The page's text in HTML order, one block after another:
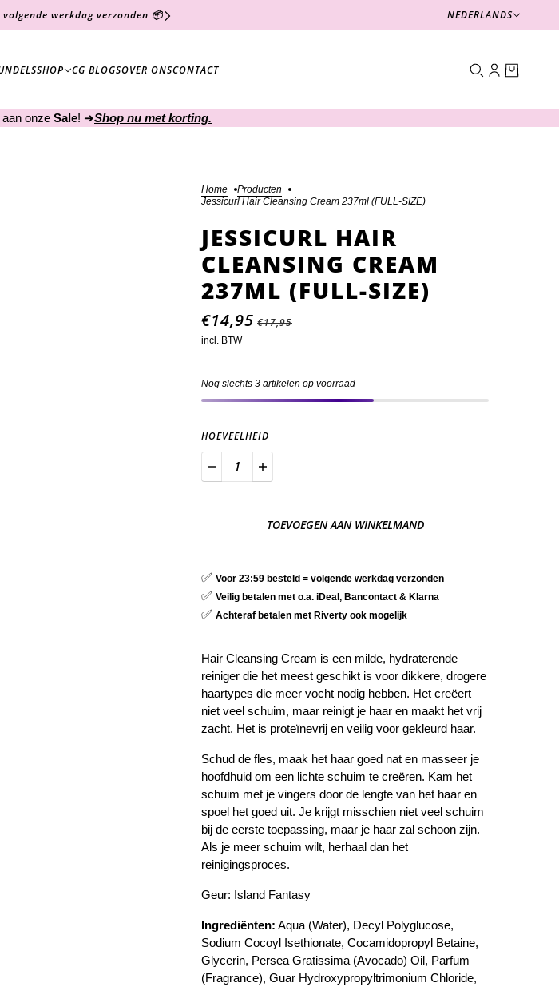
werkdag verzonden 📦 Nederlands
NEDERLANDS
SHOP CG BLOGSOVER ONSCONTACT
onze Sale! ➜Shop nu met korting.
Home
Producten
Jessicurl Hair Cleansing Cream 237ml (FULL-SIZE)
JESSICURL HAIR
CLEANSING CREAM
237ML (FULL-SIZE)
€14,95 €17,95
incl. BTW
Nog slechts 3 artikelen op voorraad
HOEVEELHEID
TOEVOEGEN AAN WINKELMAND
✅ Voor 23:59 besteld = volgende werkdag verzonden
✅ Veilig betalen met o.a. iDeal, Bancontact & Klarna
✅ Achteraf betalen met Riverty ook mogelijk
Hair Cleansing Cream is een milde, hydraterende
reiniger die het meest geschikt is voor dikkere, drogere
haartypes die meer vocht nodig hebben. Het creëert
niet veel schuim, maar reinigt je haar en maakt het vrij
zacht. Het is proteïnevrij en veilig voor gekleurd haar.
Schud de fles, maak het haar goed nat en masseer je
hoofdhuid om een ​​lichte schuim te creëren. Kam het
schuim met je vingers door de lengte van het haar en
spoel het goed uit. Je krijgt misschien niet veel schuim
bij de eerste toepassing, maar je haar zal schoon zijn.
Als je meer schuim wilt, herhaal dan het
reinigingsproces.
Geur: Island Fantasy
Ingrediënten: Aqua (Water), Decyl Polyglucose,
Sodium Cocoyl Isethionate, Cocamidopropyl Betaine,
Glycerin, Persea Gratissima (Avocado) Oil, Parfum
(Fragrance), Guar Hydroxypropyltrimonium Chloride,